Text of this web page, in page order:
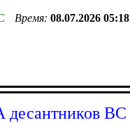
Время: 08.07.2026 05:18
десантников